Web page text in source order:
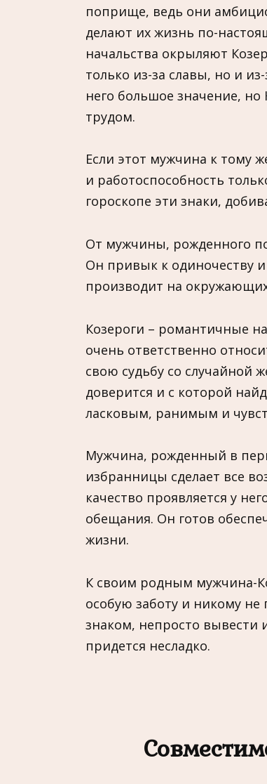
поприще, ведь они
делают их жизнь по-
начальства окрыляют
только из-за славы, но и
него большое значение,
трудом.
Если этот мужчина к тому
и работоспособность
гороскопе эти знаки,
От мужчины, рожденного
Он привык к одиночеству
производит на
Козероги – романтичные
очень ответственно
свою судьбу со случайной
доверится и с которой
ласковым, ранимым и
Мужчина, рожденный в
избранницы сделает все
качество проявляется у
обещания. Он готов
жизни.
К своим родным мужчина-
особую заботу и никому
знаком, непросто вывести
придется несладко.